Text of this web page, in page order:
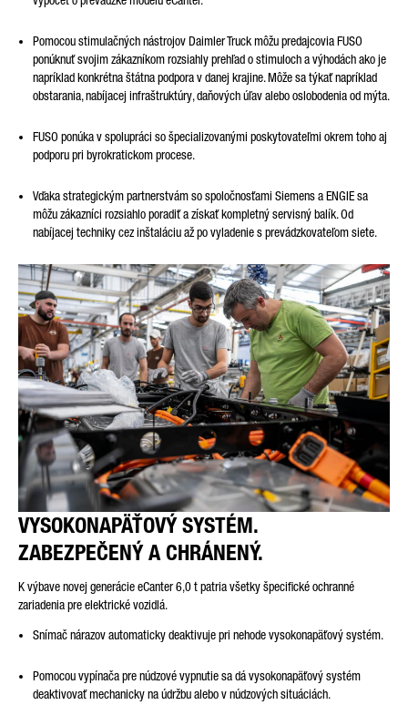
Pomocou stimulačných nástrojov Daimler Truck môžu predajcovia FUSO
ponúknuť svojim zákazníkom rozsiahly prehľad o stimuloch a výhodách ako je
napríklad konkrétna štátna podpora v danej krajine. Môže sa týkať napríklad
obstarania, nabíjacej infraštruktúry, daňových úľav alebo oslobodenia od mýta.
FUSO ponúka v spolupráci so špecializovanými poskytovateľmi okrem toho aj
podporu pri byrokratickom procese.
Vďaka strategickým partnerstvám so spoločnosťami Siemens a ENGIE sa
môžu zákazníci rozsiahlo poradiť a získať kompletný servisný balík. Od
nabíjacej techniky cez inštaláciu až po vyladenie s prevádzkovateľom siete.
VYSOKONAPÄŤOVÝ SYSTÉM.
ZABEZPEČENÝ A CHRÁNENÝ.
K výbave novej generácie eCanter 6,0 t patria všetky špecifické ochranné
zariadenia pre elektrické vozidlá.
Snímač nárazov automaticky deaktivuje pri nehode vysokonapäťový systém.
Pomocou vypínača pre núdzové vypnutie sa dá vysokonapäťový systém
deaktivovať mechanicky na údržbu alebo v núdzových situáciách.